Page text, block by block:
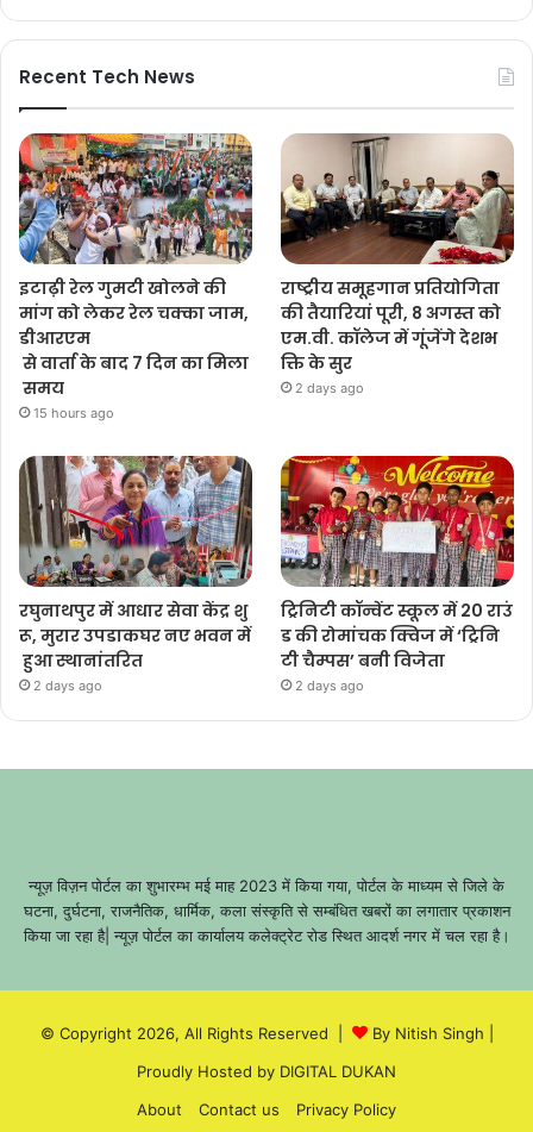
Recent Tech News
इटाढ़ी रेल गुमटी खोलने की
मांग को लेकर रेल चक्का जाम,
डीआरएम
से वार्ता के बाद 7 दिन का मिला
समय
15 hours ago
राष्ट्रीय समूहगान प्रतियोगिता
की तैयारियां पूरी, 8 अगस्त को
एम.वी. कॉलेज में गूंजेंगे देशभ
क्ति के सुर
2 days ago
रघुनाथपुर में आधार सेवा केंद्र शु
रू, मुरार उपडाकघर नए भवन में
हुआ स्थानांतरित
2 days ago
ट्रिनिटी कॉन्वेंट स्कूल में 20 राउं
ड की रोमांचक क्विज में ‘ट्रिनि
टी चैम्पस’ बनी विजेता
2 days ago
न्यूज़ विज़न पोर्टल का शुभारम्भ मई माह 2023 में किया गया, पोर्टल के माध्यम से जिले के
घटना, दुर्घटना, राजनैतिक, धार्मिक, कला संस्कृति से सम्बंधित खबरों का लगातार प्रकाशन
किया जा रहा है| न्यूज़ पोर्टल का कार्यालय कलेक्ट्रेट रोड स्थित आदर्श नगर में चल रहा है।
© Copyright 2026, All Rights Reserved | By Nitish Singh
Proudly Hosted by DIGITAL DUKAN
About
Contact us Privacy Policy